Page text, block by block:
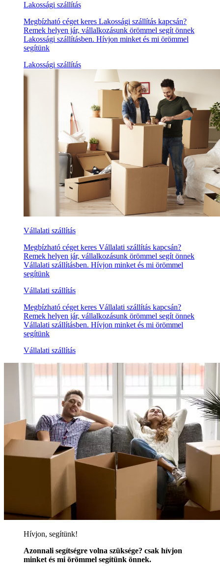
Lakossági szállítás
Megbízható céget keres Lakossági szállítás kapcsán?
Remek helyen jár, vállalkozásunk örömmel segít önnek
Lakossági szállításben. Hívjon minket és mi örömmel
segítünk
Lakossági szállítás
Vállalati szállítás
Megbízható céget keres Vállalati szállítás kapcsán?
Remek helyen jár, vállalkozásunk örömmel segít önnek
Vállalati szállításben. Hívjon minket és mi örömmel
segítünk
Vállalati szállítás
Megbízható céget keres Vállalati szállítás kapcsán?
Remek helyen jár, vállalkozásunk örömmel segít önnek
Vállalati szállításben. Hívjon minket és mi örömmel
segítünk
Vállalati szállítás
Hívjon, segítünk!
Azonnali segítségre volna szüksége? csak hívjon
minket és mi örömmel segítünk önnek.